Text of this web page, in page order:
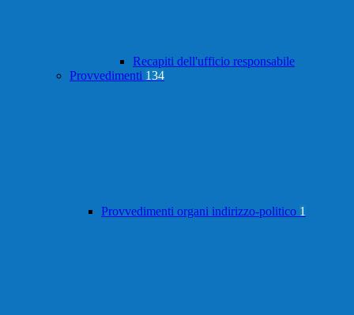
Recapiti dell'ufficio responsabile
Provvedimenti 134
Provvedimenti organi indirizzo-politico 1